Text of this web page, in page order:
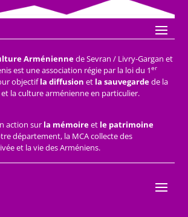
Arméniennede Sevran / Livry-Gargan et
est une association régie par la loi du 1er
objectifla diffusion et la sauvegardede la
la culture arménienne en particulier.
action sur la mémoireet le patrimoine
département, la MCA collecte des
et la vie des Arméniens.